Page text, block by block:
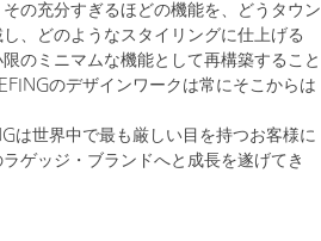
の充分すぎるほどの機能を、どうタウン
、どのようなスタイリングに仕上げる
のミニマムな機能として再構築すること
のデザインワークは常にそこからは
は世界中で最も厳しい目を持つお客様に
ゲッジ・ブランドへと成長を遂げてき